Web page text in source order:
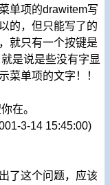
单项的drawitem写
的，但只能写了的
就只有一个按键是
是说是些没有字显
菜单项的文字！！
在。
3-14 15:45:00)
了这个问题，应该